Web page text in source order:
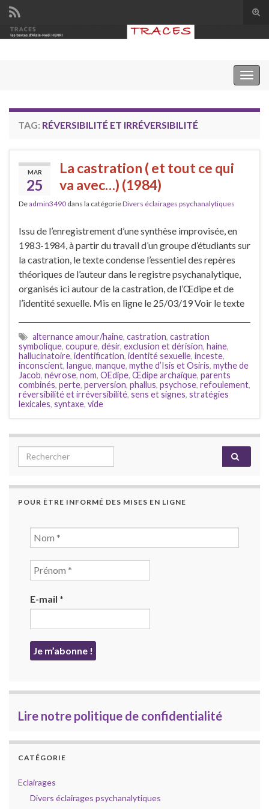
Search for:
TAG: RÉVERSIBILITÉ ET IRRÉVERSIBILITÉ
MAR
25
La castration ( et tout ce qui
va avec…) (1984)
Deadmin3490 dans la catégorieDivers éclairages psychanalytiques
Issu de l’enregistrement d’une synthèse improvisée, en
1983-1984, à partir du travail d’un groupe d’étudiants sur
la castration, le texte condense l’essentiel des repères
théoriques de l’auteur dans le registre psychanalytique,
organisés ici autour de la castration, de l’Œdipe et de
l’identité sexuelle. Mis en ligne le 25/03/19 Voir le texte
alternance amour/haine, castration, castration
symbolique, coupure, désir, exclusion et dérision, haine,
hallucinatoire, identification, identité sexuelle, inceste,
inconscient, langue, manque, mythe d’Isis et Osiris, mythe de
Jacob, névrose, nom, OEdipe, Œdipe archaïque, parents
combinés, perte, perversion, phallus, psychose, refoulement,
réversibilité et irréversibilité, sens et signes, stratégies
lexicales, syntaxe, vide
Search for:
POUR ÊTRE INFORMÉ DES MISES EN LIGNE
E-mail *
Lire notre politique de confidentialité
CATÉGORIE
Eclairages
Divers éclairages psychanalytiques